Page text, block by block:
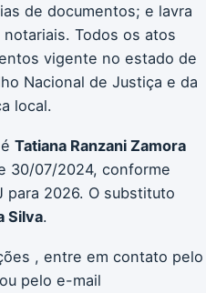
de documentos; e lavra
Todos os atos
vigente no estado de
Nacional de Justiça e da
local.
Tatiana Ranzani Zamora
30/07/2024, conforme
para 2026. O substituto
Silva.
, entre em contato pelo
ou pelo e-mail